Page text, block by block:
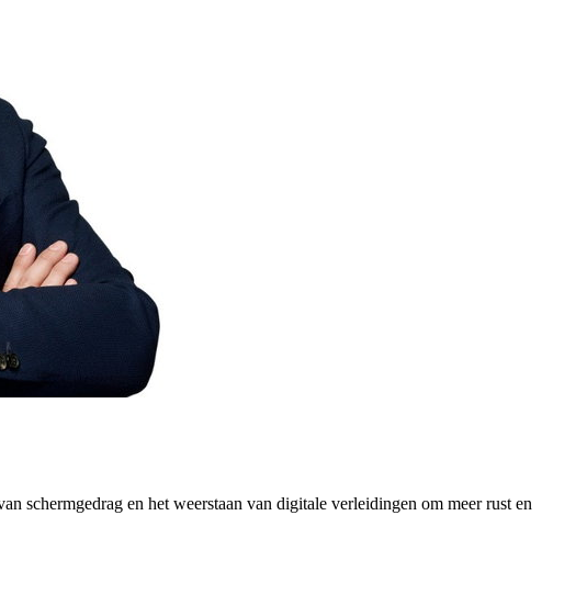
schermgedrag en het weerstaan van digitale verleidingen om meer rust en